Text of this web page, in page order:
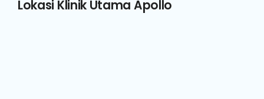
Lokasi Klinik Utama Apollo